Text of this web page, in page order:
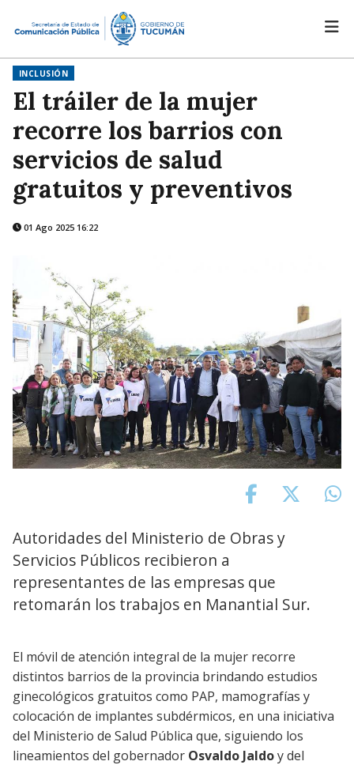
INCLUSIÓN
El tráiler de la mujer
recorre los barrios con
servicios de salud
gratuitos y preventivos
01 Ago 2025 16:22
Autoridades del Ministerio de Obras y
Servicios Públicos recibieron a
representantes de las empresas que
retomarán los trabajos en Manantial Sur.
El móvil de atención integral de la mujer recorre
distintos barrios de la provincia brindando estudios
ginecológicos gratuitos como PAP, mamografías y
colocación de implantes subdérmicos, en una iniciativa
del Ministerio de Salud Pública que, siguiendo los
lineamientos del gobernador Osvaldo Jaldoy del